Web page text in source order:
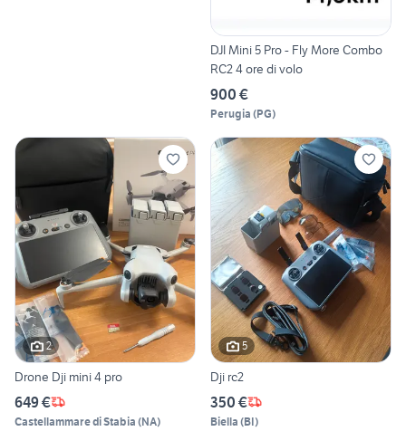
DJI Mini 5 Pro - Fly More Combo
RC2 4 ore di volo
900 €
Perugia (PG)
2
Drone Dji mini 4 pro
649 €
Castellammare di Stabia (NA)
5
Dji rc2
350 €
Biella (BI)